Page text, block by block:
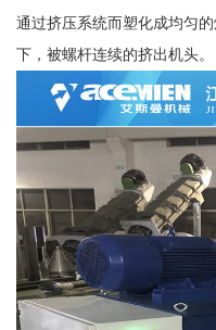
通过挤压系统而塑化成均匀
下，被螺杆连续的挤出机头。